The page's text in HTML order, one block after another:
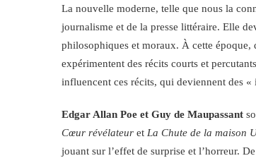
La nouvelle moderne, telle que nous la
journalisme et de la presse littéraire. Elle
philosophiques et moraux. À cette époque,
expérimentent des récits courts et
influencent ces récits, qui deviennent des
Edgar Allan Poe et Guy de Maupassant
Cœur révélateur et La Chute de la maison
jouant sur l’effet de surprise et l’horreur.